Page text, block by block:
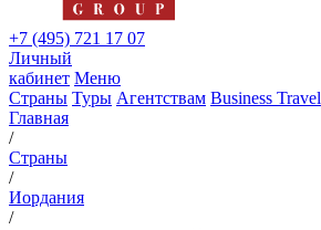
+7 (495) 721 17 07
Личный
кабинет Меню
Страны Туры Агентствам Business Travel
Главная
/
Страны
/
Иордания
/